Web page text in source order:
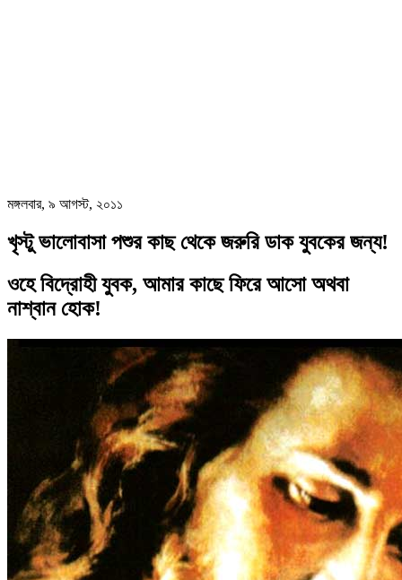
মঙ্গলবার, ৯ আগস্ট, ২০১১
খৃস্টু ভালোবাসা পশুর কাছ থেকে জরুরি ডাক যুবকের জন্য!
ওহে বিদ্রোহী যুবক, আমার কাছে ফিরে আসো অথবা
নাশ্বান হোক!